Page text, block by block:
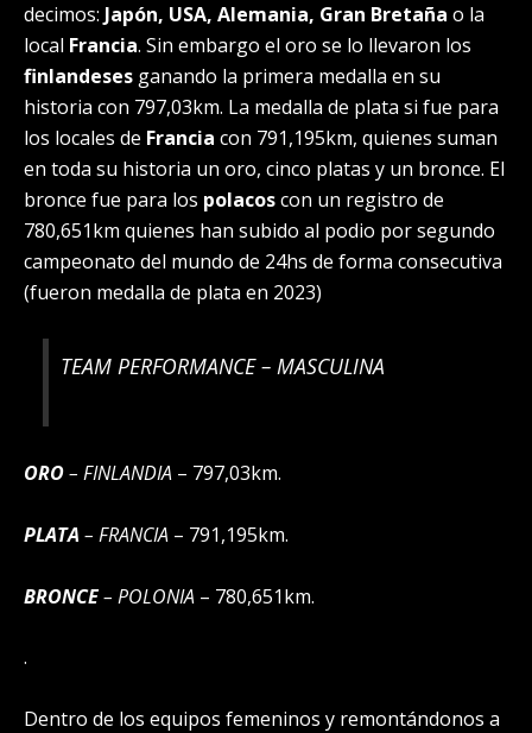
decimos: Japón, USA, Alemania, Gran Bretaña o la
local Francia. Sin embargo el oro se lo llevaron los
finlandeses ganando la primera medalla en su
historia con 797,03km. La medalla de plata si fue para
los locales de Francia con 791,195km, quienes suman
en toda su historia un oro, cinco platas y un bronce. El
bronce fue para los polacoscon un registro de
780,651km quienes han subido al podio por segundo
campeonato del mundo de 24hs de forma consecutiva
(fueron medalla de plata en 2023)
TEAM PERFORMANCE – MASCULINA
ORO– FINLANDIA – 797,03km.
PLATA – FRANCIA – 791,195km.
BRONCE– POLONIA – 780,651km.
.
Dentro de los equipos femeninos y remontándonos a